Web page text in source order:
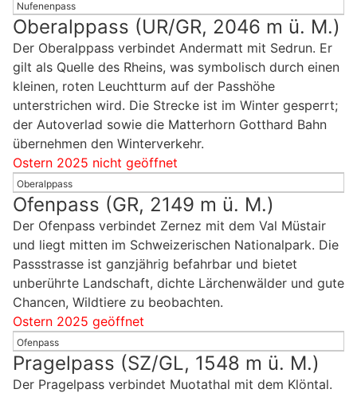
Nufenenpass
Oberalppass (UR/GR, 2046 m ü. M.)
Der Oberalppass verbindet Andermatt mit Sedrun. Er
gilt als Quelle des Rheins, was symbolisch durch einen
kleinen, roten Leuchtturm auf der Passhöhe
unterstrichen wird. Die Strecke ist im Winter gesperrt;
der Autoverlad sowie die Matterhorn Gotthard Bahn
übernehmen den Winterverkehr.
Ostern 2025 nicht geöffnet
Oberalppass
Ofenpass (GR, 2149 m ü. M.)
Der Ofenpass verbindet Zernez mit dem Val Müstair
und liegt mitten im Schweizerischen Nationalpark. Die
Passstrasse ist ganzjährig befahrbar und bietet
unberührte Landschaft, dichte Lärchenwälder und gute
Chancen, Wildtiere zu beobachten.
Ostern 2025 geöffnet
Ofenpass
Pragelpass (SZ/GL, 1548 m ü. M.)
Der Pragelpass verbindet Muotathal mit dem Klöntal.